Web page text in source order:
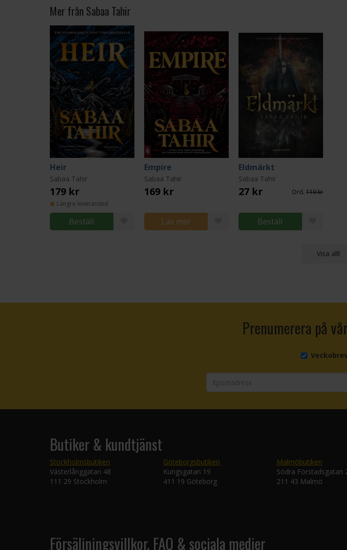
Mer från Sabaa Tahir
Heir
Sabaa Tahir
179 kr
Längre leveranstid
Beställ
Empire
Sabaa Tahir
169 kr
Läs mer
Eldmärkt
Sabaa Tahir
27 kr Ord. 110 kr
Beställ
Visa allt
Prenumerera på
Butiker & kundtjänst
Stockholmsbutiken
Västerlånggatan 48
111 29 Stockholm
Göteborgsbutiken
Kungsgatan 19
411 19 Göteborg
Malmöbutiken
Södra Förstadsgatan
211 43 Malmö
Försäljningsvillkor, FAQ & sociala medier